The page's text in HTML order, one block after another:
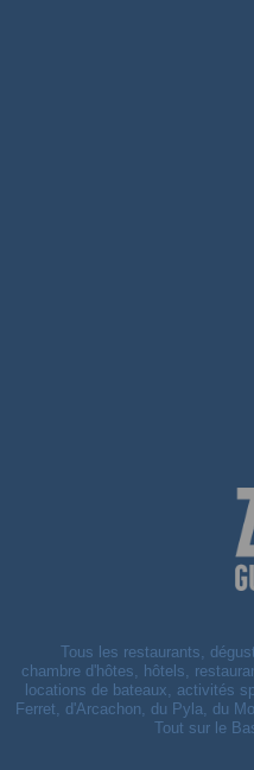
Tous les restaurants,
chambre d'hôtes, hôtels,
locations de bateaux, activités
Ferret, d'Arcachon, du Pyla, du
Tout sur le